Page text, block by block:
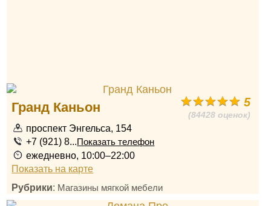
5
(84428 оценок)
Гранд Каньон
проспект Энгельса, 154
+7 (921) 8...Показать телефон
ежедневно, 10:00–22:00
Показать на карте
Рубрики: Магазины мягкой мебели